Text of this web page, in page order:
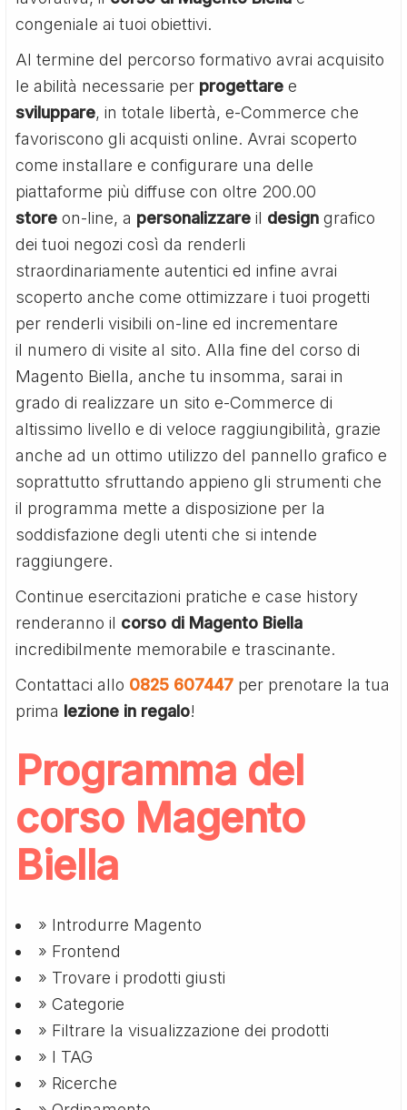
congeniale ai tuoi obiettivi.
Al termine del percorso formativo avrai acquisito
le abilità necessarie per progettare e
sviluppare, in totale libertà, e-Commerce che
favoriscono gli acquisti online. Avrai scoperto
come installare e configurare una delle
piattaforme più diffuse con oltre 200.00
storeon-line, a personalizzare il design grafico
dei tuoi negozi così da renderli
straordinariamente autentici ed infine avrai
scoperto anche come ottimizzare i tuoi progetti
per renderli visibili on-line ed incrementare
il numero di visite al sito. Alla fine del corso di
Magento Biella, anche tu insomma, sarai in
grado di realizzare un sito e-Commerce di
altissimo livello e di veloce raggiungibilità, grazie
anche ad un ottimo utilizzo del pannello grafico e
soprattutto sfruttando appieno gli strumenti che
il programma mette a disposizione per la
soddisfazione degli utenti che si intende
raggiungere.
Continue esercitazioni pratiche e case history
renderanno il corso di Magento Biella
incredibilmente memorabile e trascinante.
Contattaci allo 0825 607447 per prenotare la tua
prima lezione in regalo!
Programma del
corso Magento
Biella
» Introdurre Magento
» Frontend
» Trovare i prodotti giusti
» Categorie
» Filtrare la visualizzazione dei prodotti
» I TAG
» Ricerche